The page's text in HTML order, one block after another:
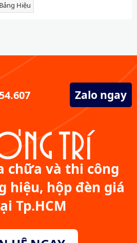
Bảng Hiệu
Zalo ngay
chữa và thi công
hiệu, hộp đèn giá
Tp.HCM